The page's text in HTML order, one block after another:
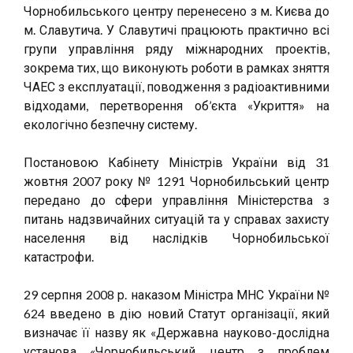
Чорнобильського центру перенесено з м. Києва до
м. Славутича. У Славутичі працюють практично всі
групи управління ряду міжнародних проектів,
зокрема тих, що виконують роботи в рамках зняття
ЧАЕС з експлуатації, поводження з радіоактивними
відходами, перетворення об’єкта «Укриття» на
екологічно безпечну систему.
Постановою Кабінету Міністрів України від 31
жовтня 2007 року № 1291 Чорнобильський центр
передано до сфери управління Міністерства з
питань надзвичайних ситуацій та у справах захисту
населення від наслідків Чорнобильської
катастрофи.
29 серпня 2008 р. наказом Міністра МНС України №
624 введено в дію новий Статут організації, який
визначає її назву як «Державна науково-дослідна